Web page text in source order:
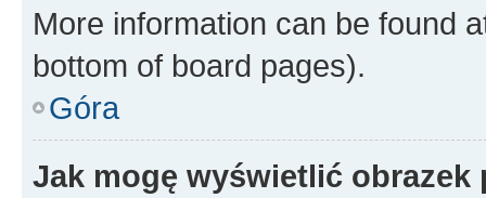
More information can be found
bottom of board pages).
Góra
Jak mogę wyświetlić